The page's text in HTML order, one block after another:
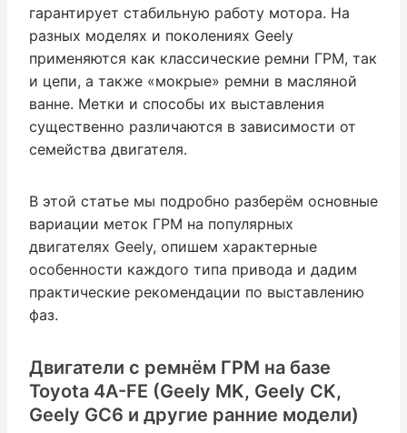
гарантирует стабильную работу мотора. На
разных моделях и поколениях Geely
применяются как классические ремни ГРМ, так
и цепи, а также «мокрые» ремни в масляной
ванне. Метки и способы их выставления
существенно различаются в зависимости от
семейства двигателя.
В этой статье мы подробно разберём основные
вариации меток ГРМ на популярных
двигателях Geely, опишем характерные
особенности каждого типа привода и дадим
практические рекомендации по выставлению
фаз.
Двигатели с ремнём ГРМ на базе
Toyota 4A-FE (Geely MK, Geely CK,
Geely GC6 и другие ранние модели)